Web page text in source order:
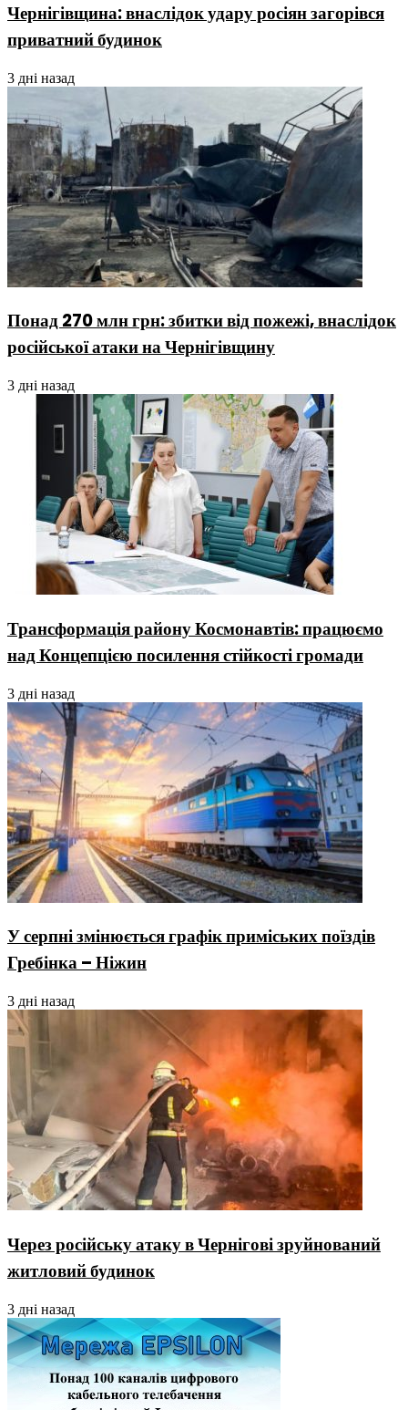
Чернігівщина: внаслідок удару росіян загорівся
приватний будинок
3 дні назад
Понад 270 млн грн: збитки від пожежі, внаслідок
російської атаки на Чернігівщину
3 дні назад
Трансформація району Космонавтів: працюємо
над Концепцією посилення стійкості громади
3 дні назад
У серпні змінюється графік приміських поїздів
Гребінка – Ніжин
3 дні назад
Через російську атаку в Чернігові зруйнований
житловий будинок
3 дні назад